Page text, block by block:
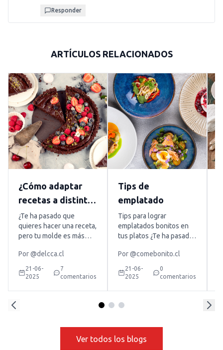
Responder
ARTÍCULOS RELACIONADOS
¿Cómo adaptar
recetas a distintas
medidas de
moldes?
¿Te ha pasado que
quieres hacer una receta,
pero tu molde es más
de la receta original y no
sabes cómo adaptarlo?
No te preocupes porque
que saber que la […]
Por@delcca.cl
21-06-
2025
7
comentarios
Tips de
emplatado
Tips para lograr
emplatados bonitos en
tus platos ¿Te ha pasado
rica, pero al servirla no se
ve tan tentadora como
esperabas? La buena
lograr emplatados más
detalles simples, como
elegir bien el plato, mirar
referentes y jugar con
Por@comebonito.cl
21-06-
2025
0
comentarios
Ver todos los blogs